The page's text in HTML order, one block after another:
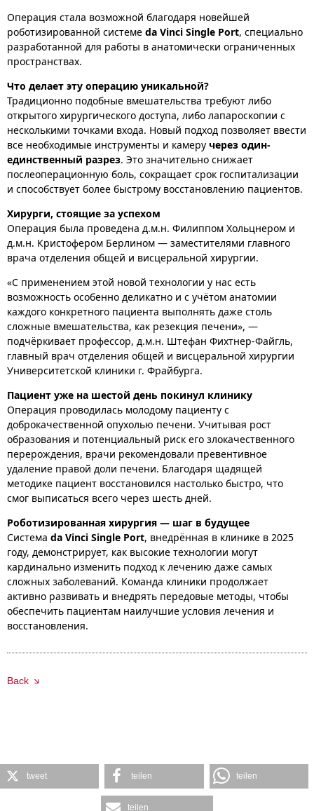
Операция стала возможной благодаря новейшей
роботизированной системе da Vinci Single Port, специально
разработанной для работы в анатомически ограниченных
пространствах.
Что делает эту операцию уникальной?
Традиционно подобные вмешательства требуют либо
открытого хирургического доступа, либо лапароскопии с
несколькими точками входа. Новый подход позволяет ввести
все необходимые инструменты и камеру через один-
единственный разрез. Это значительно снижает
послеоперационную боль, сокращает срок госпитализации
и способствует более быстрому восстановлению пациентов.
Хирурги, стоящие за успехом
Операция была проведена д.м.н. Филиппом Хольцнером и
д.м.н. Кристофером Берлином — заместителями главного
врача отделения общей и висцеральной хирургии.
«С применением этой новой технологии у нас есть
возможность особенно деликатно и с учётом анатомии
каждого конкретного пациента выполнять даже столь
сложные вмешательства, как резекция печени», —
подчёркивает профессор, д.м.н. Штефан Фихтнер-Файгль,
главный врач отделения общей и висцеральной хирургии
Университетской клиники г. Фрайбурга.
Пациент уже на шестой день покинул клинику
Операция проводилась молодому пациенту с
доброкачественной опухолью печени. Учитывая рост
образования и потенциальный риск его злокачественного
перерождения, врачи рекомендовали превентивное
удаление правой доли печени. Благодаря щадящей
методике пациент восстановился настолько быстро, что
смог выписаться всего через шесть дней.
Роботизированная хирургия — шаг в будущее
Система da Vinci Single Port, внедрённая в клинике в 2025
году, демонстрирует, как высокие технологии могут
кардинально изменить подход к лечению даже самых
сложных заболеваний. Команда клиники продолжает
активно развивать и внедрять передовые методы, чтобы
обеспечить пациентам наилучшие условия лечения и
восстановления.
Back
tweet teilen teilen
teilen